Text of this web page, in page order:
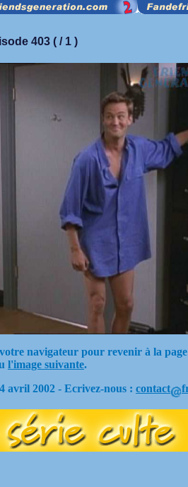
403 ( / 1 )
navigateur pour revenir à la
l'image suivante.
avril 2002 - Ecrivez-nous : contact